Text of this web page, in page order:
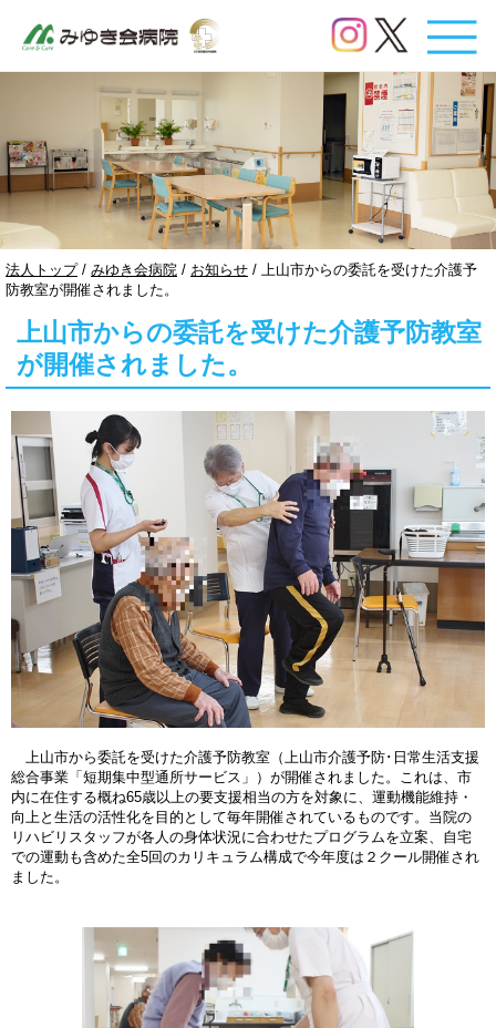
現
在
置：
法人トップ/ みゆき会病院 / お知らせ /
上山市からの委託を受けた介護予
防教室が開催されました。
上山市からの委託を受けた介護予防教室
が開催されました。
上山市から委託を受けた介護予防教室（上山市介護予防･日常生活支援
総合事業「短期集中型通所サービス」）が開催されました。これは、市
内に在住する概ね65歳以上の要支援相当の方を対象に、運動機能維持・
向上と生活の活性化を目的として毎年開催されているものです。当院の
リハビリスタッフが各人の身体状況に合わせたプログラムを立案、自宅
での運動も含めた全5回のカリキュラム構成で今年度は２クール開催され
ました。